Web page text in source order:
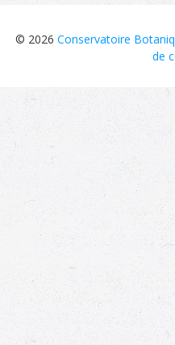
© 2026 Conservatoire
de